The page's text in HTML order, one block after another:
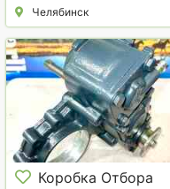
Челябинск
Коробка Отбора